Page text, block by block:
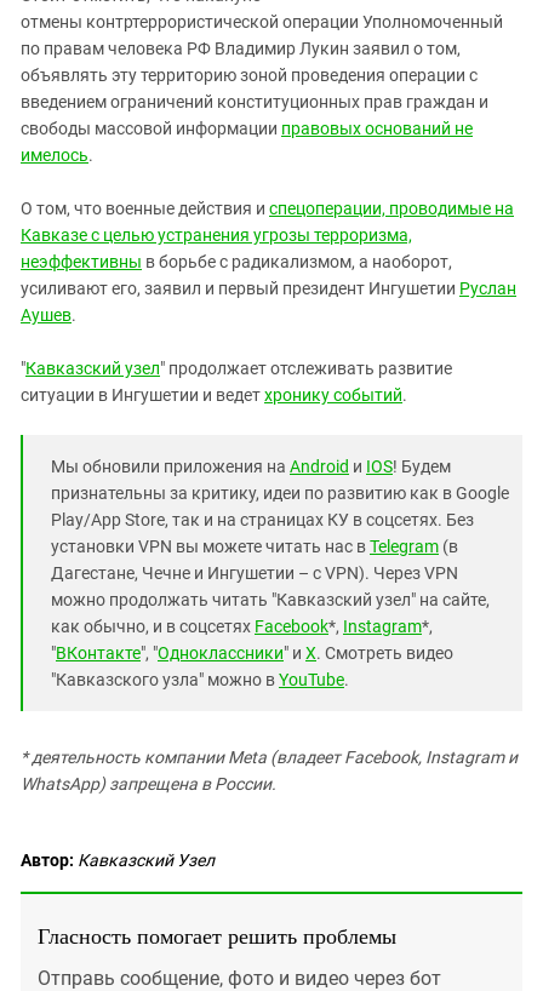
отмены контртеррористической операции Уполномоченный
по правам человека РФ Владимир Лукин заявил о том,
объявлять эту территорию зоной проведения операции с
введением ограничений конституционных прав граждан и
свободы массовой информации правовых оснований не
имелось.
О том, что военные действия и спецоперации, проводимые на
Кавказе с целью устранения угрозы терроризма,
неэффективны в борьбе с радикализмом, а наоборот,
усиливают его, заявил и первый президент Ингушетии Руслан
Аушев.
"Кавказский узел" продолжает отслеживать развитие
ситуации в Ингушетии и ведетхронику событий.
Мы обновили приложения на Android и IOS! Будем
признательны за критику, идеи по развитию как в Google
Play/App Store, так и на страницах КУ в соцсетях. Без
установки VPN вы можете читать нас вTelegram (в
Дагестане, Чечне и Ингушетии – с VPN). Через VPN
можно продолжать читать "Кавказский узел" на сайте,
как обычно, и в соцсетях Facebook*, Instagram*,
"ВКонтакте", "Одноклассники" и X. Смотреть видео
"Кавказского узла" можно вYouTube.
* деятельность компании Meta (владеет Facebook, Instagram и
WhatsApp) запрещена в России.
Автор: Кавказский Узел
Гласность помогает решить проблемы
Отправь сообщение, фото и видео через бот